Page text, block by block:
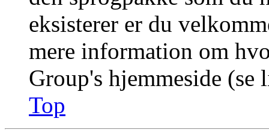
eksisterer er du
mere information om
Group's hjemmeside (se
Top